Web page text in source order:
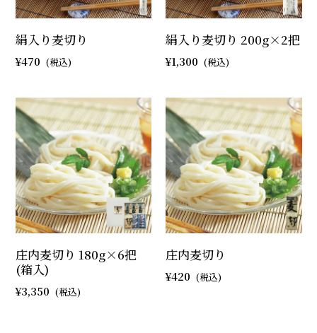
絹入り麦切り
470
絹入り麦切り 200g×2把
1,300
庄内麦切り 180g×6把
(箱入)
3,350
庄内麦切り
420